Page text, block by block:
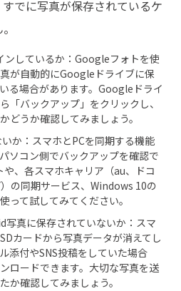
でに写真が保存されているケ
しているか：Googleフォトを使
が自動的にGoogleドライブに保
る場合があります。Googleドライ
「バックアップ」をクリックし、
どうか確認してみましょう。
か：スマホとPCを同期する機能
ソコン側でバックアップを確認で
、各スマホキャリア（au、ドコ
の同期サービス、Windows 10の
って試してみてください。
写真に保存されていないか：スマ
カードから写真データが消えてし
添付やSNS投稿をしていた場合
ロードできます。大切な写真を送
か確認してみましょう。